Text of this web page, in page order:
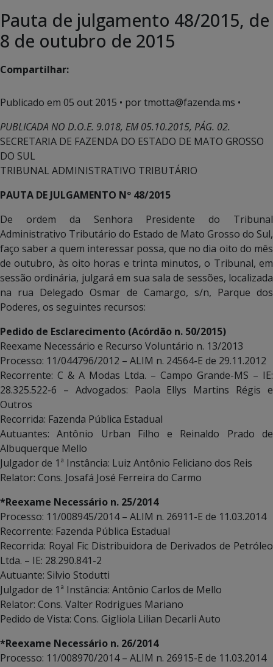
Pauta de julgamento 48/2015, de
8 de outubro de 2015
Compartilhar:
Publicado em 05 out 2015 • por tmotta@fazenda.ms •
PUBLICADA NO D.O.E. 9.018, EM 05.10.2015, PÁG. 02.
SECRETARIA DE FAZENDA DO ESTADO DE MATO GROSSO
DO SUL
TRIBUNAL ADMINISTRATIVO TRIBUTÁRIO
PAUTA DE JULGAMENTO Nº 48/2015
De ordem da Senhora Presidente do Tribunal
Administrativo Tributário do Estado de Mato Grosso do Sul,
faço saber a quem interessar possa, que no dia oito do mês
de outubro, às oito horas e trinta minutos, o Tribunal, em
sessão ordinária, julgará em sua sala de sessões, localizada
na rua Delegado Osmar de Camargo, s/n, Parque dos
Poderes, os seguintes recursos:
Pedido de Esclarecimento (Acórdão n. 50/2015)
Reexame Necessário e Recurso Voluntário n. 13/2013
Processo: 11/044796/2012 – ALIM n. 24564-E de 29.11.2012
Recorrente: C & A Modas Ltda. – Campo Grande-MS – IE:
28.325.522-6 – Advogados: Paola Ellys Martins Régis e
Outros
Recorrida: Fazenda Pública Estadual
Autuantes: Antônio Urban Filho e Reinaldo Prado de
Albuquerque Mello
Julgador de 1ª Instância: Luiz Antônio Feliciano dos Reis
Relator: Cons. Josafá José Ferreira do Carmo
*Reexame Necessário n. 25/2014
Processo: 11/008945/2014 – ALIM n. 26911-E de 11.03.2014
Recorrente: Fazenda Pública Estadual
Recorrida: Royal Fic Distribuidora de Derivados de Petróleo
Ltda. – IE: 28.290.841-2
Autuante: Silvio Stodutti
Julgador de 1ª Instância: Antônio Carlos de Mello
Relator: Cons. Valter Rodrigues Mariano
Pedido de Vista: Cons. Gigliola Lilian Decarli Auto
*Reexame Necessário n. 26/2014
Processo: 11/008970/2014 – ALIM n. 26915-E de 11.03.2014